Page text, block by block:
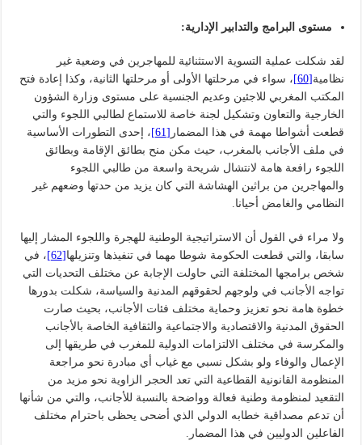
مستوى البرامج والتدابير الإدارية:
لقد شكلت عملية التسوية الاستثنائية للمهاجرين في وضعية غير
نظامية[60]
، سواء في مرحلتها الأولى أو مرحلتها الثانية، وكذا إعادة فتح
المكتب المغربي للاجئين وعديم الجنسية على مستوى وزارة الشؤون
الخارجية والتعاون وتشكيل لجنة خاصة للاستماع لطالبي اللجوء والتي
قطعت أشواطا مهمة في هذا المضمار [61]
، إحدى التطورات الأساسية
في ملف الأجانب بالمغرب، حيث مكن منح بطائق الإقامة وبطائق
اللجوء رافعة هامة لانتشال شريحة واسعة من طالبي اللجوء
والمهاجرين من براثين الهشاشة التي كان يزيد من حدتها وضعهم غير
النظامي والغامض أحيانا.
ولا مراء في القول أن الاستراتيجية الوطنية للهجرة واللجوء المشار إليها
سابقا، والتي قطعت الحكومة شوطا مهما في تنفيذها وتنزيلها[62]
، في
شخص برامجها المختلفة التي حاولت الإجابة عن مختلف التحديات التي
تواجه الأجانب في ولوجهم لحقوقهم المدنية والسياسة، شكلت بدورها
خطوة هامة نحو تعزيز وحماية مختلف فئات الأجانب، بحيث صارت
الحقوق المدنية والاقتصادية والاجتماعية والثقافية الخاصة بالأجانب
والمكرسة في مختلف الالتزامات الدولية للمغرب في طريقها إلى
الإعمال والوفاء ولو بشكل نسبي مع غياب أي مبادرة نحو مراجعة
المنظومة القانونية القطاعية التي تعد الحجر الزاوية نحو مزيد من
التقعيد لمنظومة وطنية فعالة وواضحة بالنسبة للأجانب، والتي من شأنها
أن تدعم مصداقية خطابه الدولي الذي أضحى يحظى باحترام مختلف
الفاعلين الدوليين في هذا المضمار.